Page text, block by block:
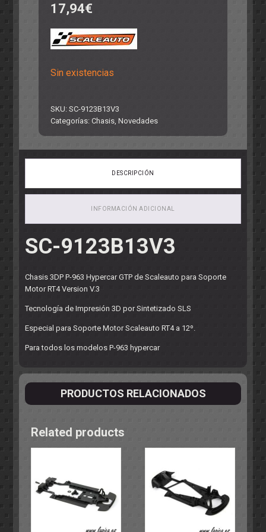
17,94€
Sin existencias
SKU:SC-9123B13V3
Categorías:Chasis ,Novedades
DESCRIPCIÓN
INFORMACIÓN ADICIONAL
SC-9123B13V3
Chasis 3DP P-963 Hypercar GTP de Scaleauto para Soporte
Motor RT4 Version V.3
Tecnología de Impresión 3D por Sintetizado SLS
Especial para Soporte Motor Scaleauto RT4 a 12º.
Para todos los modelos P-963 hypercar
PRODUCTOS RELACIONADOS
Related products